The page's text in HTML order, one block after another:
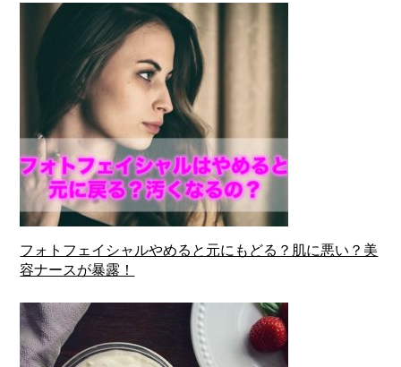
フォトフェイシャルやめると元にもどる？肌に悪い？美
容ナースが暴露！